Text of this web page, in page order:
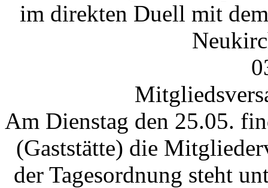
im direkten Duell mit
Am Dienstag den 25.05.
(Gaststätte) die
der Tagesordnung steht